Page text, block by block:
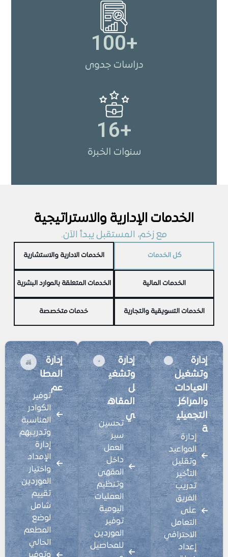
دراسات جدوى
+
100
سنوات الخبرة
+
16
الخدمات الإدارية والاستراتيجية
مع زخم، المستقبل يبدأ الآن.
كل الخدمات الخدمات الادارية والاستشارية
الخدمات المالية الخدمات المتعلقة بالموارد البشرية
الخدمات التسويقية والتجارية خدمات متخصصة
إدارة
وتشغيل
العيادات
والمراكز
التجميلي
ة
إدارة
المواعيد
وتقليل
التأخير
تدريب
الفريق
على
التعامل
الاحترافي
إعداد
إدارة
وتشغي
ل
المقاه
ي
تحسين
سير
العمل
داخل
المقهى
وتنظيم
العمليات
اليومية
توفير
الموردين
للمحاصيل
إدارة
المطا
عم
توفير
الكوادر
المناسبة
وتدريبهم
إدارة
الإمداد
واختيار
الموردين
تقييم
شامل
لوضع
المطعم
الحالي
وتوفير